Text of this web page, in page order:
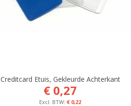
Creditcard Etuis, Gekleurde Achterkant
€ 0,27
€ 0,22